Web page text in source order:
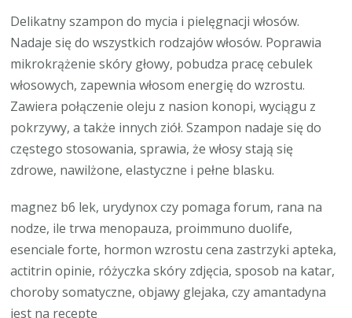
Delikatny szampon do mycia i pielęgnacji włosów.
Nadaje się do wszystkich rodzajów włosów. Poprawia
mikrokrążenie skóry głowy, pobudza pracę cebulek
włosowych, zapewnia włosom energię do wzrostu.
Zawiera połączenie oleju z nasion konopi, wyciągu z
pokrzywy, a także innych ziół. Szampon nadaje się do
częstego stosowania, sprawia, że włosy stają się
zdrowe, nawilżone, elastyczne i pełne blasku.
magnez b6 lek, urydynox czy pomaga forum, rana na
nodze, ile trwa menopauza, proimmuno duolife,
esenciale forte, hormon wzrostu cena zastrzyki apteka,
actitrin opinie, różyczka skóry zdjęcia, sposob na katar,
choroby somatyczne, objawy glejaka, czy amantadyna
jest na receptę